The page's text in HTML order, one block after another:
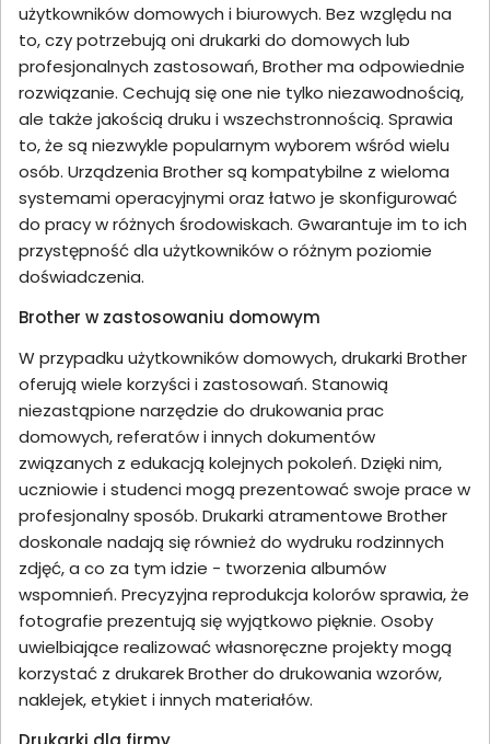
użytkowników domowych i biurowych. Bez względu na
to, czy potrzebują oni drukarki do domowych lub
profesjonalnych zastosowań, Brother ma odpowiednie
rozwiązanie. Cechują się one nie tylko niezawodnością,
ale także jakością druku i wszechstronnością. Sprawia
to, że są niezwykle popularnym wyborem wśród wielu
osób. Urządzenia Brother są kompatybilne z wieloma
systemami operacyjnymi oraz łatwo je skonfigurować
do pracy w różnych środowiskach. Gwarantuje im to ich
przystępność dla użytkowników o różnym poziomie
doświadczenia.
Brother w zastosowaniu domowym
W przypadku użytkowników domowych, drukarki Brother
oferują wiele korzyści i zastosowań. Stanowią
niezastąpione narzędzie do drukowania prac
domowych, referatów i innych dokumentów
związanych z edukacją kolejnych pokoleń. Dzięki nim,
uczniowie i studenci mogą prezentować swoje prace w
profesjonalny sposób. Drukarki atramentowe Brother
doskonale nadają się również do wydruku rodzinnych
zdjęć, a co za tym idzie - tworzenia albumów
wspomnień. Precyzyjna reprodukcja kolorów sprawia, że
fotografie prezentują się wyjątkowo pięknie. Osoby
uwielbiające realizować własnoręczne projekty mogą
korzystać z drukarek Brother do drukowania wzorów,
naklejek, etykiet i innych materiałów.